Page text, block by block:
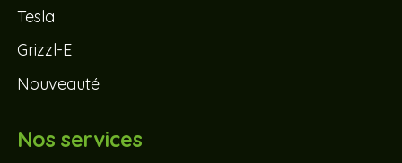
Tesla
Grizzl-E
Nouveauté
Nos services